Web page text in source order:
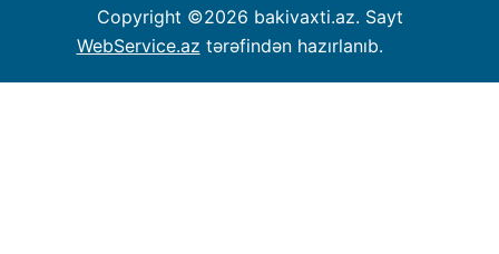
Copyright ©2026 bakivaxti.az. Sayt
WebService.az tərəfindən hazırlanıb.